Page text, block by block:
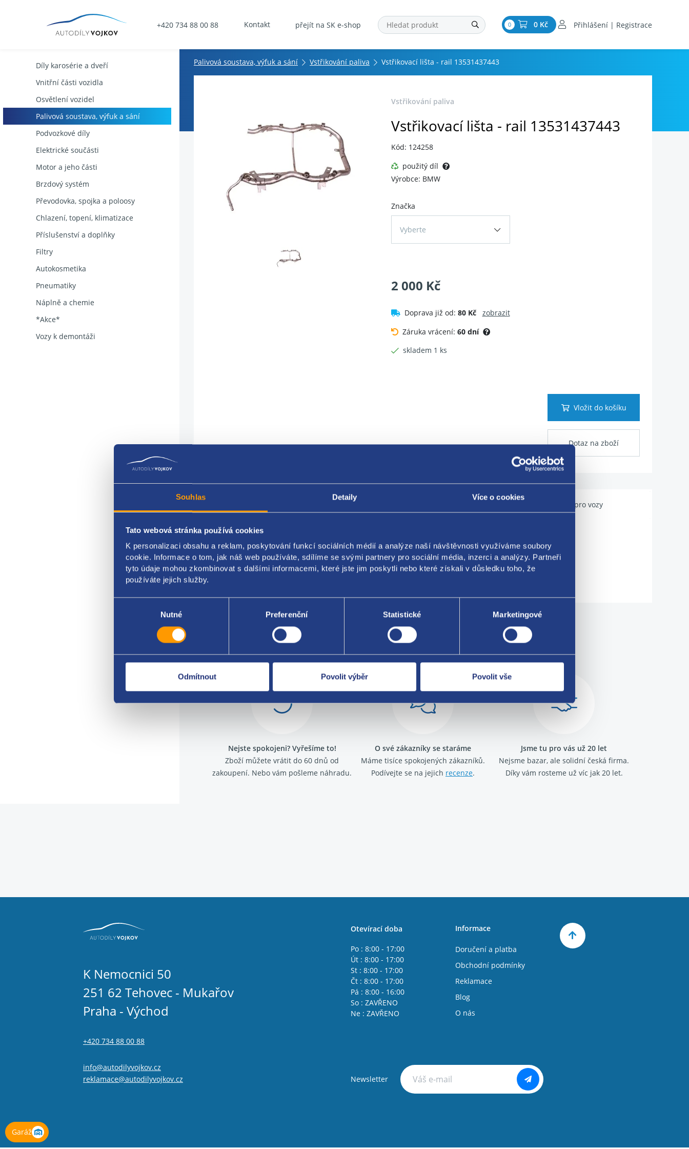
Souhlas Detaily Více o cookies
Tato webová stránka používá cookies
K personalizaci obsahu a reklam, poskytování funkcí sociálních médií a analýze naší návštěvnosti využíváme soubory
cookie. Informace o tom, jak náš web používáte, sdílíme se svými partnery pro sociální média, inzerci a analýzy. Partneři
tyto údaje mohou zkombinovat s dalšími informacemi, které jste jim poskytli nebo které získali v důsledku toho, že
používáte jejich služby.
Nutné Preferenční Statistické Marketingové
Odmítnout Povolit výběr Povolit vše
+420 734 88 00 88 Kontakt přejít na SK e-shop 0 0 Kč Přihlášení | Registrace
Díly karosérie a dveří
Vnitřní části vozidla
Osvětlení vozidel
Palivová soustava, výfuk a sání
Podvozkové díly
Elektrické součásti
Motor a jeho části
Brzdový systém
Převodovka, spojka a poloosy
Chlazení, topení, klimatizace
Příslušenství a doplňky
Filtry
Autokosmetika
Pneumatiky
Náplně a chemie
*Akce*
Vozy k demontáži
Palivová soustava, výfuk a sání Vstřikování paliva Vstřikovací lišta - rail 13531437443
Vstřikování paliva
Vstřikovací lišta - rail 13531437443
Kód: 124258
použitý díl
Výrobce: BMW
Značka
Vyberte
2 000 Kč
Doprava již od: 80 Kč
zobrazit
Záruka vrácení: 60 dní
skladem 1 ks
Vložit do košíku
Dotaz na zboží
Použitelné pro vozy
Vstřikovací lišta - rail
BMW original: 13531437443
Za kvalitu ručíme!
Nejste spokojeni? Vyřešíme to!
Zboží můžete vrátit do 60 dnů od
zakoupení. Nebo vám pošleme náhradu.
O své zákazníky se staráme
Máme tisíce spokojených zákazníků.
Podívejte se na jejich recenze.
Jsme tu pro vás už 20 let
Nejsme bazar, ale solidní česká firma.
Díky vám rosteme už víc jak 20 let.
Garáž
K Nemocnici 50
251 62 Tehovec - Mukařov
Praha - Východ
+420 734 88 00 88
info@autodilyvojkov.cz
reklamace@autodilyvojkov.cz
Otevírací doba
Po : 8:00 - 17:00
Út : 8:00 - 17:00
St : 8:00 - 17:00
Čt : 8:00 - 17:00
Pá : 8:00 - 16:00
So : ZAVŘENO
Ne : ZAVŘENO
Informace
Doručení a platba
Obchodní podmínky
Reklamace
Blog
O nás
Newsletter